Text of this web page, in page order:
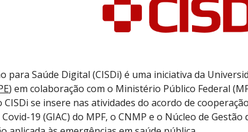
para Saúde Digital (CISDi) é uma iniciativa da
) em colaboração com o Ministério Público Federal
CISDi se insere nas atividades do acordo de
19 (GIAC) do MPF, o CNMP e o Núcleo de